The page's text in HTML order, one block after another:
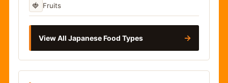
🍓 Fruits
View All Japanese Food Types →